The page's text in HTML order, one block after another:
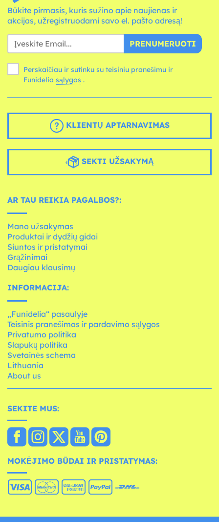
Būkite pirmasis, kuris sužino apie naujienas ir
akcijas, užregistruodami savo el. pašto adresą!
PRENUMERUOTI
Perskaičiau ir sutinku su teisiniu pranešimu ir
Funidelia sąlygos .
KLIENTŲ APTARNAVIMAS
SEKTI UŽSAKYMĄ
AR TAU REIKIA PAGALBOS?:
Mano užsakymas
Produktai ir dydžių gidai
Siuntos ir pristatymai
Grąžinimai
Daugiau klausimų
INFORMACIJA:
„Funidelia“ pasaulyje
Teisinis pranešimas ir pardavimo sąlygos
Privatumo politika
Slapukų politika
Svetainės schema
Lithuania
About us
SEKITE MUS:
MOKĖJIMO BŪDAI IR PRISTATYMAS: